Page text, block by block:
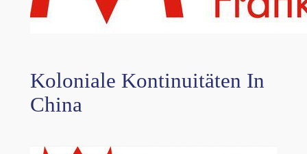
Koloniale Kontinuitäten In
China